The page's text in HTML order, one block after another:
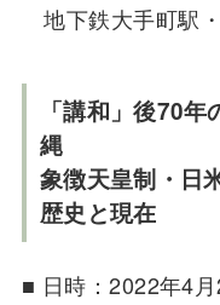
地下鉄大手町駅
「講和」後70
縄
象徴天皇制・日
歴史と現在
■ 日時：2022年4